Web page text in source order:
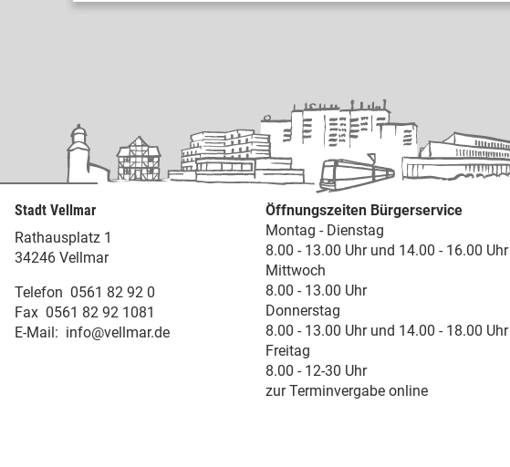
Stadt Vellmar
Rathausplatz 1
34246 Vellmar
Telefon 0561 82 92 0
Fax 0561 82 92 1081
E-Mail: info@vellmar.de
Öffnungszeiten Bürgerservice
Montag - Dienstag
8.00 - 13.00 Uhr und 14.00 - 16.00 Uhr
Mittwoch
8.00 - 13.00 Uhr
Donnerstag
8.00 - 13.00 Uhr und 14.00 - 18.00 Uhr
Freitag
8.00 - 12-30 Uhr
zur Terminvergabe online